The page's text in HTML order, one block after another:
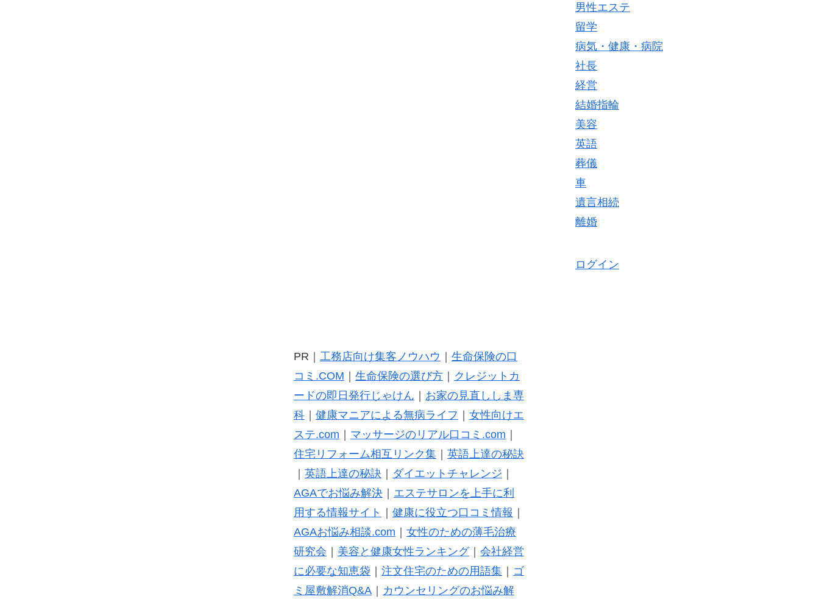
男性エステ
留学
病気・健康・病院
社長
経営
結婚指輪
美容
英語
葬儀
車
遺言相続
離婚
ログイン
PR｜ 工務店向け集客ノウハウ
生命保険の口
コミ.COM
生命保険の選び方｜
クレジットカ
ードの即日発行じゃけん
お家の見直ししま専
科｜ 健康マニアによる無病ライフ
女性向けエ
ステ.com
マッサージのリアル口コミ.com
住宅リフォーム相互リンク集｜ 英語上達の秘訣
英語上達の秘訣 ダイエットチャレンジ
AGAでお悩み解決｜ エステサロンを上手に利
用する情報サイト
健康に役立つ口コミ情報
AGAお悩み相談.com
女性のための薄毛治療
研究会
美容と健康女性ランキング｜ 会社経営
に必要な知恵袋
注文住宅のための用語集｜
ゴ
ミ屋敷解消Q&A｜ カウンセリングのお悩み解